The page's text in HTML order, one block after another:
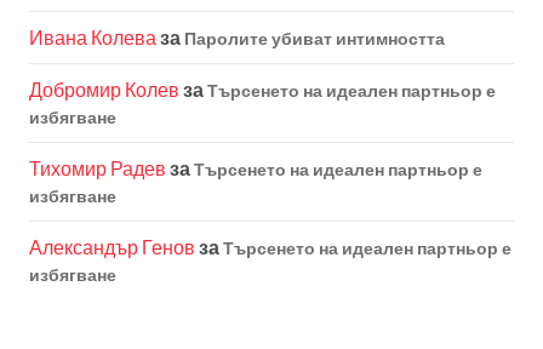
Ивана Колеваза Паролите убиват интимността
Добромир Колев заТърсенето на идеален партньор е
избягване
Тихомир Радев заТърсенето на идеален партньор е
избягване
Александър Генов заТърсенето на идеален партньор е
избягване